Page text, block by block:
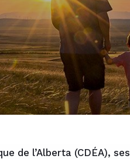
de l’Alberta (CDÉA), ses